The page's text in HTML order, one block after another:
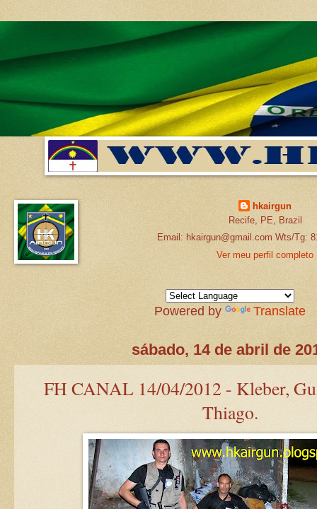
hkairgun
Recife, PE, Brazil
Email: hkairgun@gmail.com Wts/Tg:
Ver meu perfil completo
Powered by Translate
sábado, 14 de abril de
FH CANAL 14/04/2012 - Kleber,
Thiago.